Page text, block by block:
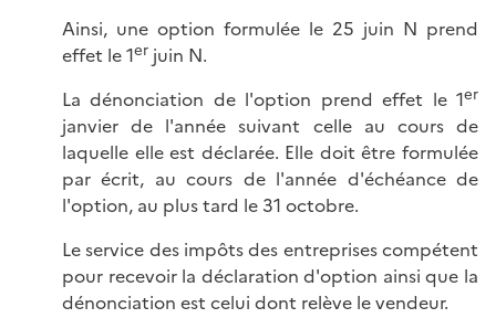
Ainsi, une option formulée le 25 juin N prend
effet le 1er juin N.
La dénonciation de l'option prend effet le 1er
janvier de l'année suivant celle au cours de
laquelle elle est déclarée. Elle doit être formulée
par écrit, au cours de l'année d'échéance de
l'option, au plus tard le 31 octobre.
Le service des impôts des entreprises compétent
pour recevoir la déclaration d'option ainsi que la
dénonciation est celui dont relève le vendeur.